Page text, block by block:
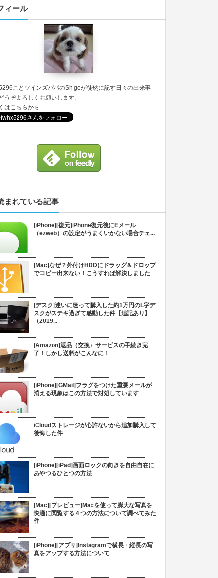
ィール
ことツインズパパのShigeが徒然に記す日々の出来事
うぞよろしくお願いします。
はこちらから
まれている記事
[iPhone][復元]iPhone復元後にEメール
（ezweb）の設定がうまくいかない場合チェ...
[Mac]なぜ？外付けHDDにドラッグ＆ドロップ
でコピー出来ない！こうすれば解決しました
[デスク]迷いに迷って購入した約1万円のL字デ
スクがステキ過ぎて感動した件【追記あり】
（2019...
[Amazon]返品（交換）サービスの手続き完
了！しかし送料がこんなに！
[iPhone][GMail]フラグをつけた重要メールが
消える現象はこの方法で対処しています
iCloudストレージが心許ないから追加購入して
後悔した件
[iPhone][iPad]画面ロックの向きを自由自在に
あやつるひとつの方法
[Mac][プレビュー]Macを使って膨大な写真を
快適に閲覧する４つの方法について調べてみた
件
[iPhone][アプリ]Instagramで横長・縦長の写
真をアップする方法について